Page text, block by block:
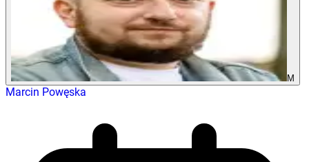
M
Marcin Powęska